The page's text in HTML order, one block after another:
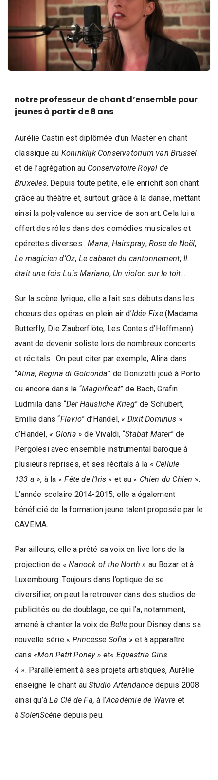
u
e
D
n
s
e
e
A
s
d
e
a
P
o
e
d
e
a
V
e
d
e
W
a
v
e
notre professeur de chant d’ensemble pour
jeunes à partir de 8 ans
Aurélie Castin est diplômée d’un Master en chant
classique au Koninklijk Conservatorium van Brussel
et de l’agrégation au Conservatoire Royal de
Bruxelles. Depuis toute petite, elle enrichit son chant
grâce au théâtre et, surtout, grâce à la danse, mettant
ainsi la polyvalence au service de son art. Cela lui a
offert des rôles dans des comédies musicales et
opérettes diverses :Mana, Hairspray, Rose de Noël,
Le magicien d’Oz, Le cabaret du cantonnement, Il
était une fois Luis Mariano, Un violon sur le toit…
Sur la scène lyrique, elle a fait ses débuts dans les
chœurs des opéras en plein air d’Idée Fixe(Madama
Butterfly, Die Zauberflöte, Les Contes d’Hoffmann)
avant de devenir soliste lors de nombreux concerts
et récitals. On peut citer par exemple, Alina dans
“Alina, Regina di Golconda” de Donizetti joué à Porto
ou encore dans le “Magnificat” de Bach, Gräfin
Ludmila dans “Der Häusliche Krieg” de Schubert,
Emilia dans “Flavio” d’Händel, « Dixit Dominus »
d’Händel, « Gloria »de Vivaldi, “Stabat Mater” de
Pergolesi avec ensemble instrumental baroque à
plusieurs reprises, et ses récitals à la « Cellule
133 a », à la «Fête de l’Iris » et au « Chien du Chien ».
L’année scolaire 2014-2015, elle a également
bénéficié de la formation jeune talent proposée par le
CAVEMA.
Par ailleurs, elle a prêté sa voix en live lors de la
projection de «Nanook of the North » au Bozar et à
Luxembourg. Toujours dans l’optique de se
diversifier, on peut la retrouver dans des studios de
publicités ou de doublage, ce qui l’a, notamment,
amené à chanter la voix de Belle pour Disney dans sa
nouvelle série « Princesse Sofia »et à apparaître
dans «Mon Petit Poney » et« Equestria Girls
4 ». Parallèlement à ses projets artistiques, Aurélie
enseigne le chant auStudio Artendancedepuis 2008
ainsi qu’àLa Clé de Fa,à l’Académie de Wavre et
àSolenScène depuis peu.